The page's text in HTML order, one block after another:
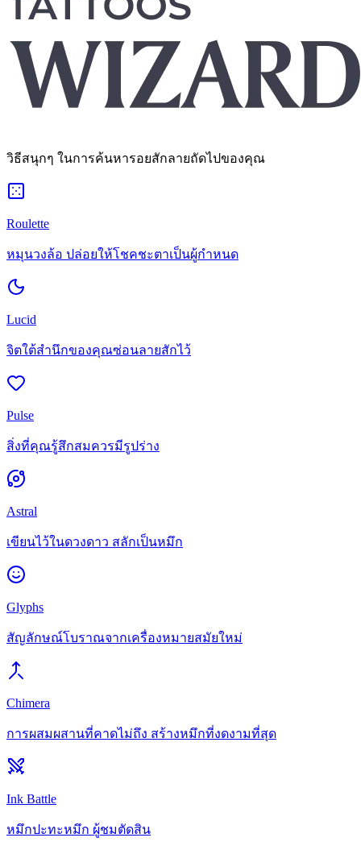
วิธีสนุกๆ ในการค้นหารอยสักลายถัดไปของคุณ
Roulette
หมุนวงล้อ ปล่อยให้โชคชะตาเป็นผู้กำหนด
Lucid
จิตใต้สำนึกของคุณซ่อนลายสักไว้
Pulse
สิ่งที่คุณรู้สึกสมควรมีรูปร่าง
Astral
เขียนไว้ในดวงดาว สลักเป็นหมึก
Glyphs
สัญลักษณ์โบราณจากเครื่องหมายสมัยใหม่
Chimera
การผสมผสานที่คาดไม่ถึง สร้างหมึกที่งดงามที่สุด
Ink Battle
หมึกปะทะหมึก ผู้ชมตัดสิน